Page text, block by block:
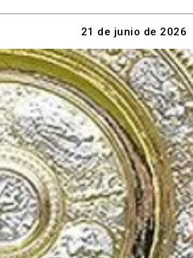
21 de junio de 2026